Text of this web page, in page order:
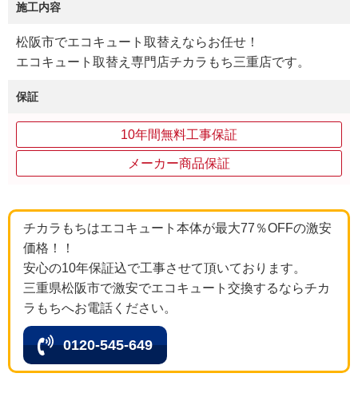
施工内容
松阪市でエコキュート取替えならお任せ！
エコキュート取替え専門店チカラもち三重店です。
保証
10年間無料工事保証
メーカー商品保証
チカラもちはエコキュート本体が最大77％OFFの激安
価格！！
安心の10年保証込で工事させて頂いております。
三重県松阪市で激安でエコキュート交換するならチカ
ラもちへお電話ください。
0120-545-649